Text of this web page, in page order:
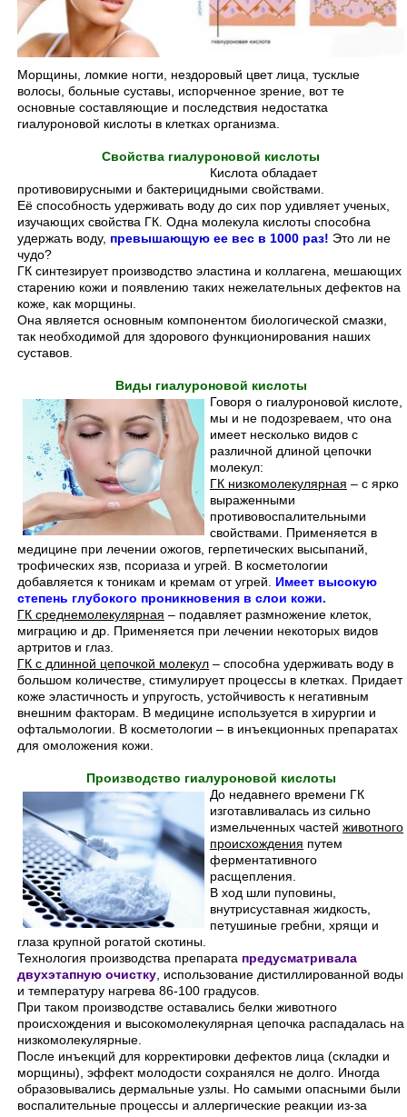
Морщины, ломкие ногти, нездоровый цвет лица, тусклые
волосы, больные суставы, испорченное зрение, вот те
основные составляющие и последствия недостатка
гиалуроновой кислоты в клетках организма.
Свойства гиалуроновой кислоты
Кислота обладает
противовирусными и бактерицидными свойствами.
Её способность удерживать воду до сих пор удивляет ученых,
изучающих свойства ГК. Одна молекула кислоты способна
удержать воду, превышающую ее вес в 1000 раз! Это ли не
чудо?
ГК синтезирует производство эластина и коллагена, мешающих
старению кожи и появлению таких нежелательных дефектов на
коже, как морщины.
Она является основным компонентом биологической смазки,
так необходимой для здорового функционирования наших
суставов.
Виды гиалуроновой кислоты
Говоря о гиалуроновой кислоте,
мы и не подозреваем, что она
имеет несколько видов с
различной длиной цепочки
молекул:
ГК низкомолекулярная – с ярко
выраженными
противовоспалительными
свойствами. Применяется в
медицине при лечении ожогов, герпетических высыпаний,
трофических язв, псориаза и угрей. В косметологии
добавляется к тоникам и кремам от угрей. Имеет высокую
степень глубокого проникновения в слои кожи.
ГК среднемолекулярная – подавляет размножение клеток,
миграцию и др. Применяется при лечении некоторых видов
артритов и глаз.
ГК с длинной цепочкой молекул – способна удерживать воду в
большом количестве, стимулирует процессы в клетках. Придает
коже эластичность и упругость, устойчивость к негативным
внешним факторам. В медицине используется в хирургии и
офтальмологии. В косметологии – в инъекционных препаратах
для омоложения кожи.
Производство гиалуроновой кислоты
До недавнего времени ГК
изготавливалась из сильно
измельченных частей животного
происхождения путем
ферментативного
расщепления.
В ход шли пуповины,
внутрисуставная жидкость,
петушиные гребни, хрящи и
глаза крупной рогатой скотины.
Технология производства препарата предусматривала
двухэтапную очистку , использование дистиллированной воды
и температуру нагрева 86-100 градусов.
При таком производстве оставались белки животного
происхождения и высокомолекулярная цепочка распадалась на
низкомолекулярные.
После инъекций для корректировки дефектов лица (складки и
морщины), эффект молодости сохранялся не долго. Иногда
образовывались дермальные узлы. Но самыми опасными были
воспалительные процессы и аллергические реакции из-за